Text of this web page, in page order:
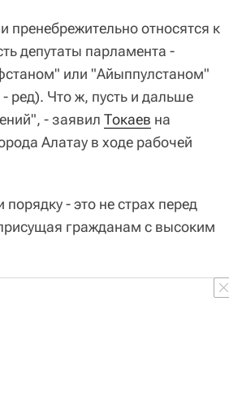
относятся к
депутаты парламента -
или "Айыппулстаном"
ред). Что ж, пусть и дальше
- заявил Токаев на
Алатау в ходе рабочей
- это не страх перед
гражданам с высоким